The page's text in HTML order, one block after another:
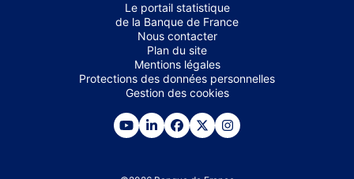
Le portail statistique
de la Banque de France
Nous contacter
Plan du site
Mentions légales
Protections des données personnelles
Gestion des cookies